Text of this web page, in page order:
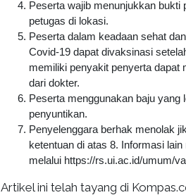
Peserta wajib menunjukkan bukti
petugas di lokasi.
Peserta dalam keadaan sehat
Covid-19 dapat divaksinasi
memiliki penyakit penyerta
dari dokter.
Peserta menggunakan baju yang
penyuntikan.
Penyelenggara berhak menolak
ketentuan di atas 8. Informasi
melalui https://rs.ui.ac.id/umum/
Artikel ini telah tayang di